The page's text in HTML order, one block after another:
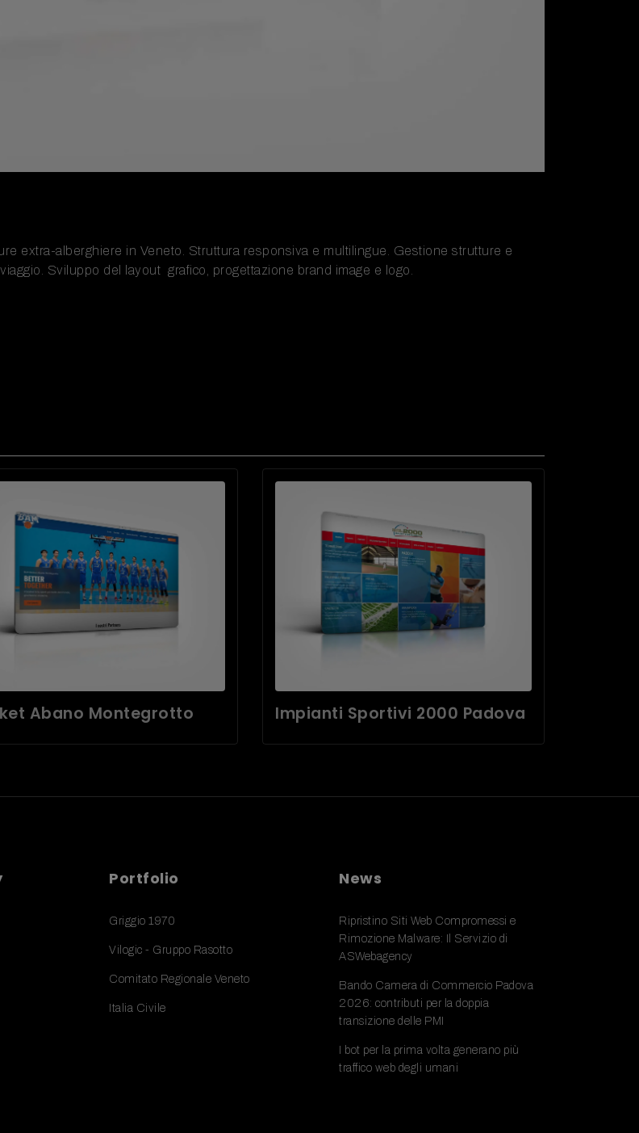
extra-alberghiere in Veneto. Struttura responsiva e multilingue. Gestione strutture e
Sviluppo del layout grafico, progettazione brand image e logo.
Abano Montegrotto Impianti Sportivi 2000 Padova
Portfolio
Griggio 1970
Vilogic - Gruppo Rasotto
Comitato Regionale Veneto
Italia Civile
News
Ripristino Siti Web Compromessi e
Rimozione Malware: Il Servizio di
ASWebagency
Bando Camera di Commercio Padova
2026: contributi per la doppia
transizione delle PMI
I bot per la prima volta generano più
traffico web degli umani